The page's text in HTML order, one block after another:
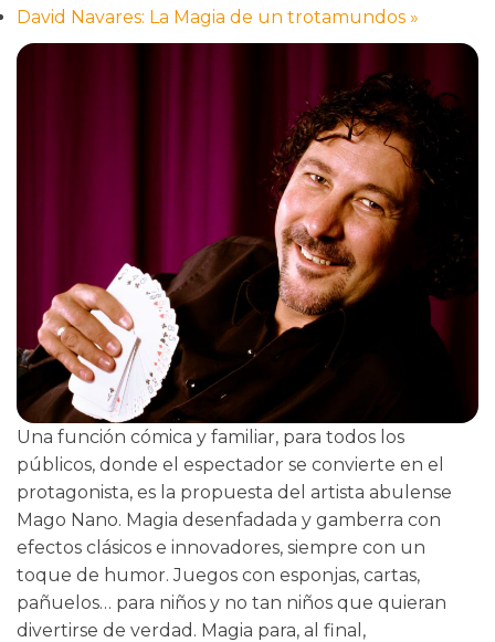
David Navares: La Magia de un trotamundos »
Una función cómica y familiar, para todos los
públicos, donde el espectador se convierte en el
protagonista, es la propuesta del artista abulense
Mago Nano. Magia desenfadada y gamberra con
efectos clásicos e innovadores, siempre con un
toque de humor. Juegos con esponjas, cartas,
pañuelos… para niños y no tan niños que quieran
divertirse de verdad. Magia para, al final,